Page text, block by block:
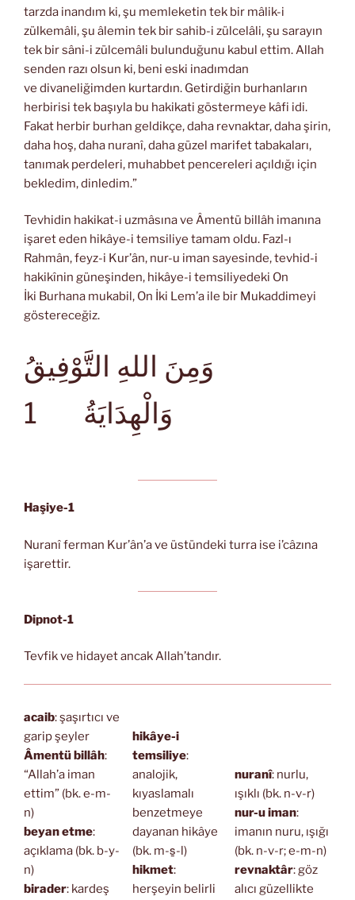
tarzda inandım ki, şu memleketin tek bir mâlik-i
zülkemâli, şu âlemin tek bir sahib-i zülcelâli, şu sarayın
tek bir sâni-i zülcemâli bulunduğunu kabul ettim. Allah
senden razı olsun ki, beni eski inadımdan
ve divaneliğimden kurtardın. Getirdiğin burhanların
herbirisi tek başıyla bu hakikati göstermeye kâfi idi.
Fakat herbir burhan geldikçe, daha revnaktar, daha şirin,
daha hoş, daha nuranî, daha güzel marifet tabakaları,
tanımak perdeleri, muhabbet pencereleri açıldığı için
bekledim, dinledim.”
Tevhidin hakikat-i uzmâsına ve Âmentü billâh imanına
işaret eden hikâye-i temsiliye tamam oldu. Fazl-ı
Rahmân, feyz-i Kur’ân, nur-u iman sayesinde, tevhid-i
hakikînin güneşinden, hikâye-i temsiliyedeki On
İki Burhana mukabil, On İki Lem’a ile bir Mukaddimeyi
göstereceğiz.
وَمِنَ اللهِ التَّوْفِيقُ
وَالْهِدَايَةُ
1
Haşiye-1
Nuranî ferman Kur’ân’a ve üstündeki turra ise i’câzına
işarettir.
Dipnot-1
Tevfik ve hidayet ancak Allah’tandır.
acaib: şaşırtıcı ve
garip şeyler
Âmentü billâh:
“Allah’a iman
ettim” (bk. e-m-
n)
beyan etme:
açıklama (bk. b-y-
n)
birader: kardeş
hikâye-i
temsiliye:
analojik,
kıyaslamalı
benzetmeye
dayanan hikâye
(bk. m-s̱-l)
hikmet:
herşeyin belirli
nuranî: nurlu,
ışıklı (bk. n-v-r)
nur-u iman:
imanın nuru, ışığı
(bk. n-v-r; e-m-n)
revnaktâr: göz
alıcı güzellikte